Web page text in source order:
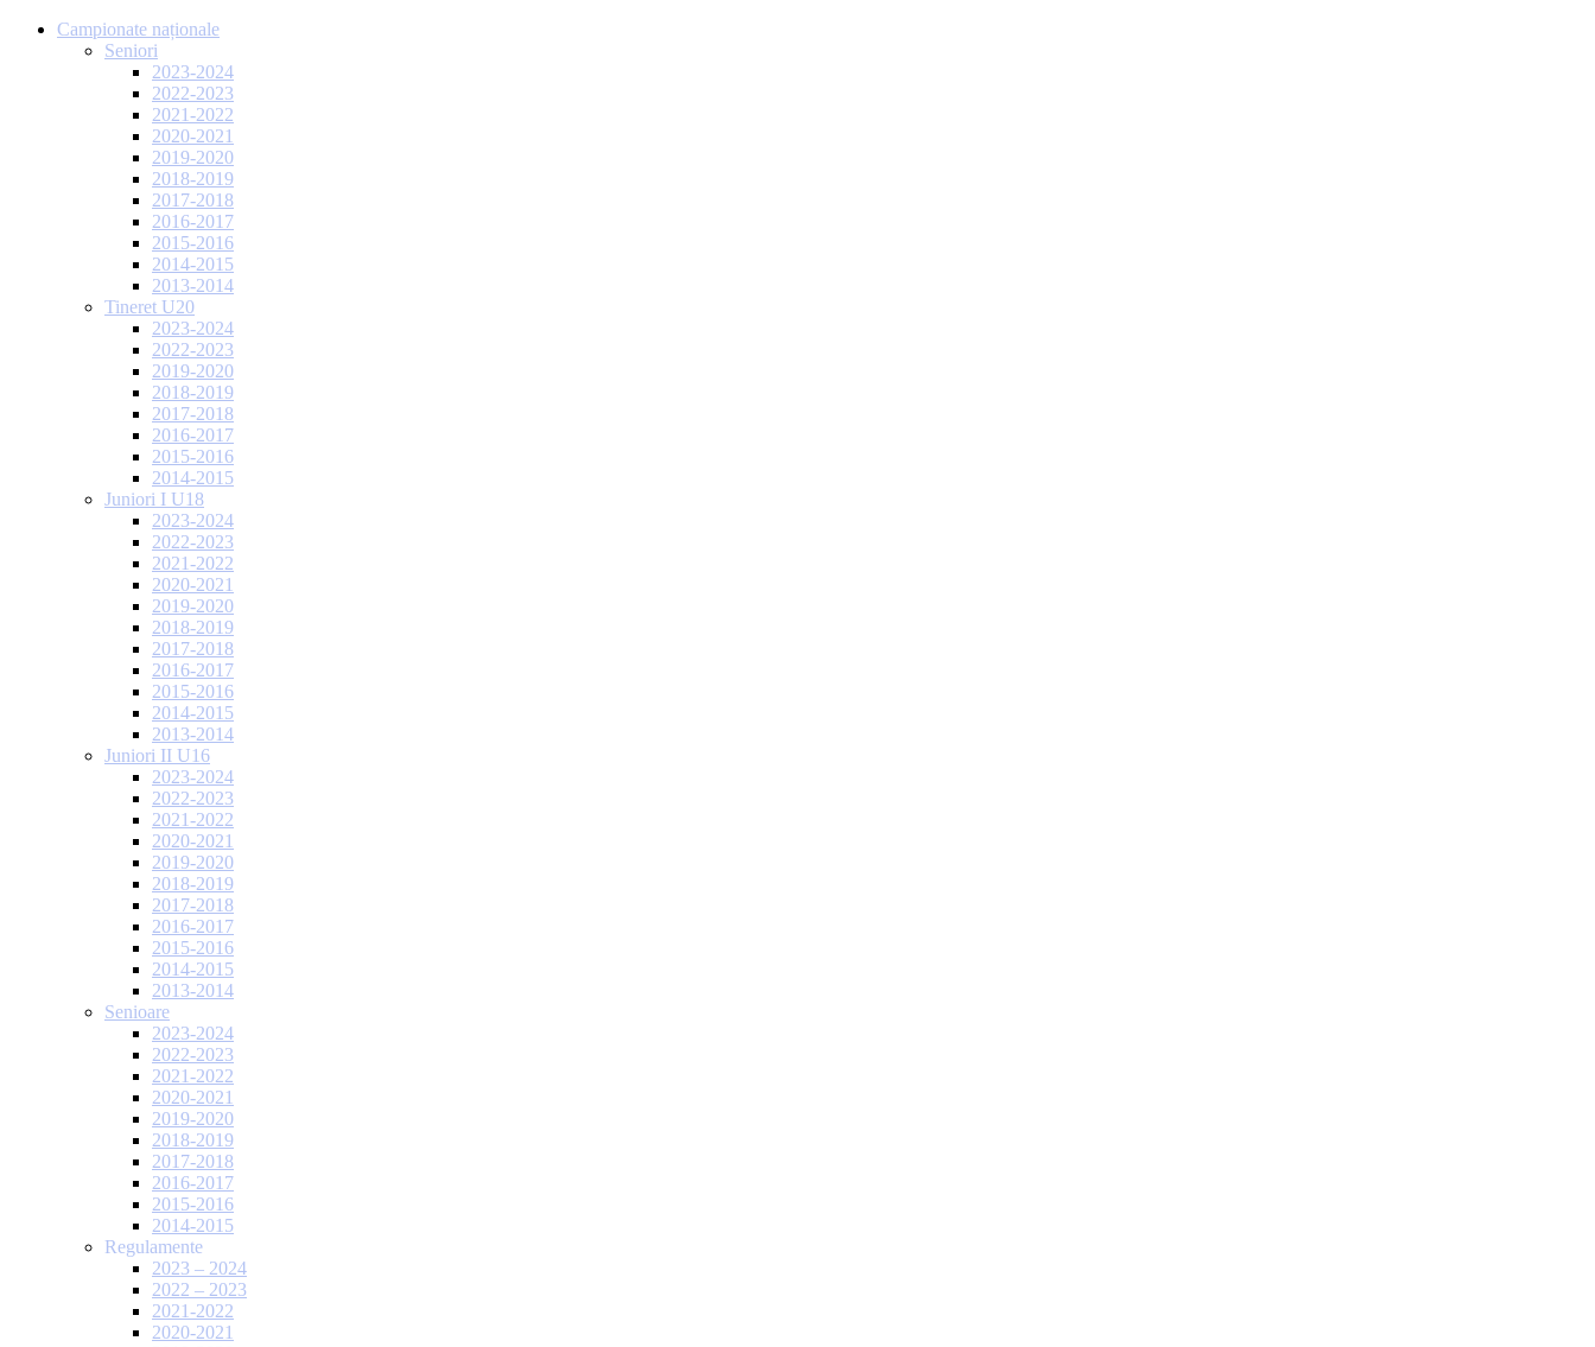
Campionate naționale
Seniori
2023-2024
2022-2023
2021-2022
2020-2021
2019-2020
2018-2019
2017-2018
2016-2017
2015-2016
2014-2015
2013-2014
Tineret U20
2023-2024
2022-2023
2019-2020
2018-2019
2017-2018
2016-2017
2015-2016
2014-2015
Juniori I U18
2023-2024
2022-2023
2021-2022
2020-2021
2019-2020
2018-2019
2017-2018
2016-2017
2015-2016
2014-2015
2013-2014
Juniori II U16
2023-2024
2022-2023
2021-2022
2020-2021
2019-2020
2018-2019
2017-2018
2016-2017
2015-2016
2014-2015
2013-2014
Senioare
2023-2024
2022-2023
2021-2022
2020-2021
2019-2020
2018-2019
2017-2018
2016-2017
2015-2016
2014-2015
Regulamente
2023 – 2024
2022 – 2023
2021-2022
2020-2021